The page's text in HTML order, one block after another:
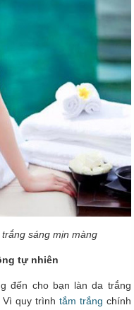
sáng mịn màng
tự nhiên
đến cho bạn làn da trắng
quy trình tắm trắng chính